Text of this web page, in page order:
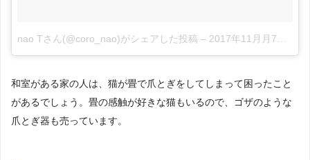
nao Tさん(@coro_nao)がシェアした投稿 – 2017年11月月7日午前6時18分PST
和室がある家の人は、猫が畳で爪とぎをしてしまって困ったこと
があるでしょう。畳の感触が好きな猫もいるので、ゴザのような
爪とぎ器も売っています。